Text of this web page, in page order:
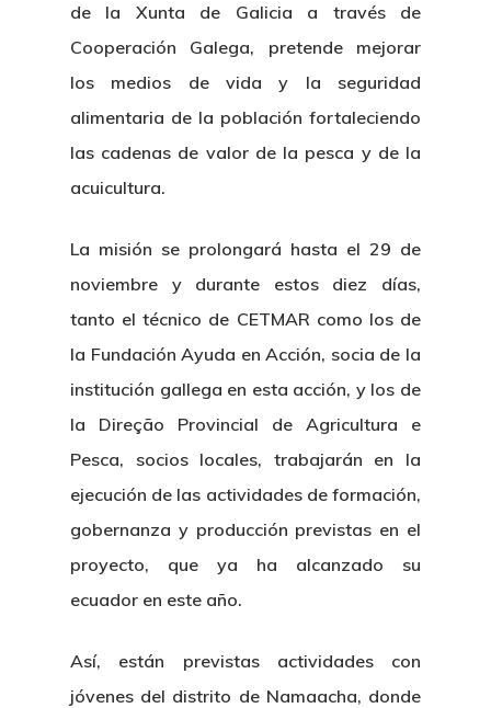
de la Xunta de Galicia a través de
Cooperación Galega, pretende mejorar
los medios de vida y la seguridad
alimentaria de la población fortaleciendo
las cadenas de valor de la pesca y de la
acuicultura.
La misión se prolongará hasta el 29 de
noviembre y durante estos diez días,
tanto el técnico de CETMAR como los de
la Fundación Ayuda en Acción, socia de la
institución gallega en esta acción, y los de
la Direção Provincial de Agricultura e
Pesca, socios locales, trabajarán en la
ejecución de las actividades de formación,
gobernanza y producción previstas en el
proyecto, que ya ha alcanzado su
ecuador en este año.
Así, están previstas actividades con
jóvenes del distrito de Namaacha, donde